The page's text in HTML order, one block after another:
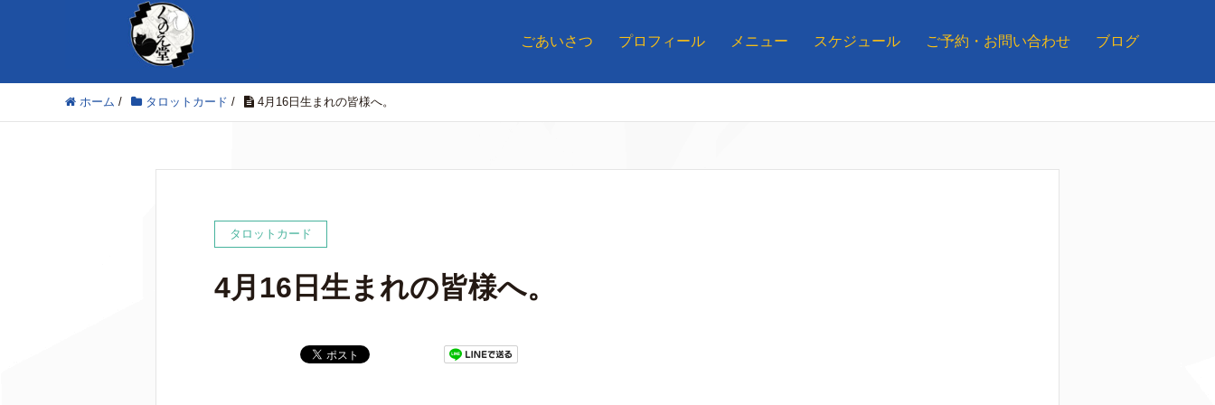
ごあいさつ プロフィール メニュー スケジュール ご予約・お問い合わせ ブログ
ホーム / タロットカード / 4月16日生まれの皆様へ。
タロットカード
4月16日生まれの皆様へ。